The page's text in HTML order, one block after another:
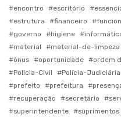
encontro
escritório
estrutura
financeiro
governo
higiene
material
material-de-limpeza
ônus
oportunidade ordem
Polícia-Civil
Polícia-Judiciária
prefeito
prefeitura
recuperação
secretário
superintendente
suprimentos